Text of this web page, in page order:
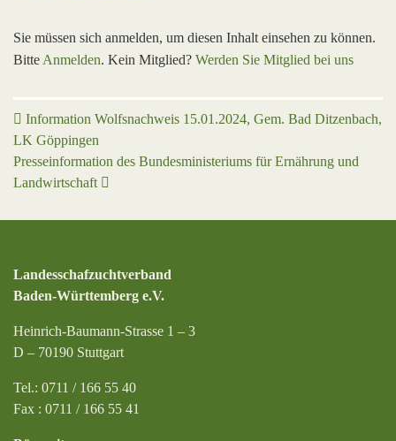
Sie müssen sich anmelden, um diesen Inhalt einsehen zu können.
Bitte Anmelden. Kein Mitglied? Werden Sie Mitglied bei uns
Beitrags-Navigation
Information Wolfsnachweis 15.01.2024, Gem. Bad Ditzenbach,
LK Göppingen
Presseinformation des Bundesministeriums für Ernährung und
Landwirtschaft
Landesschafzuchtverband
Baden-Württemberg e.V.
Heinrich-Baumann-Strasse 1 – 3
D – 70190 Stuttgart
Tel.: 0711 / 166 55 40
Fax : 0711 / 166 55 41